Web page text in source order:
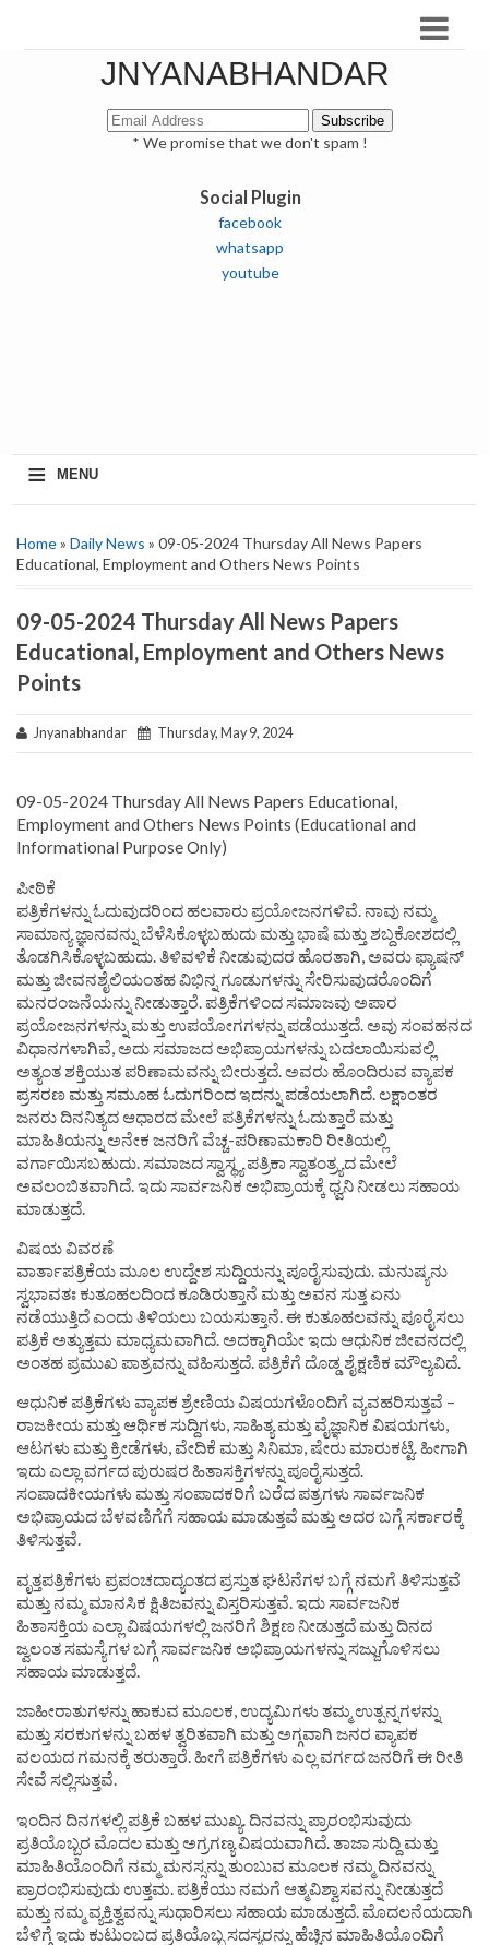
JNYANABHANDAR
* We promise that we don't spam !
Social Plugin
facebook
whatsapp
youtube
≡ MENU
Home» Daily News » 09-05-2024 Thursday All News Papers
Educational, Employment and Others News Points
09-05-2024 Thursday All News Papers
Educational, Employment and Others News
Points
Jnyanabhandar Thursday, May 9, 2024
09-05-2024 Thursday All News Papers Educational,
Employment and Others News Points (Educational and
Informational Purpose Only)
ಪೀಠಿಕೆ
ಪತ್ರಿಕೆಗಳನ್ನು ಓದುವುದರಿಂದ ಹಲವಾರು ಪ್ರಯೋಜನಗಳಿವೆ. ನಾವು ನಮ್ಮ
ಸಾಮಾನ್ಯ ಜ್ಞಾನವನ್ನು ಬೆಳೆಸಿಕೊಳ್ಳಬಹುದು ಮತ್ತು ಭಾಷೆ ಮತ್ತು ಶಬ್ದಕೋಶದಲ್ಲಿ
ತೊಡಗಿಸಿಕೊಳ್ಳಬಹುದು. ತಿಳಿವಳಿಕೆ ನೀಡುವುದರ ಹೊರತಾಗಿ, ಅವರು ಫ್ಯಾಷನ್
ಮತ್ತು ಜೀವನಶೈಲಿಯಂತಹ ವಿಭಿನ್ನ ಗೂಡುಗಳನ್ನು ಸೇರಿಸುವುದರೊಂದಿಗೆ
ಮನರಂಜನೆಯನ್ನು ನೀಡುತ್ತಾರೆ. ಪತ್ರಿಕೆಗಳಿಂದ ಸಮಾಜವು ಅಪಾರ
ಪ್ರಯೋಜನಗಳನ್ನು ಮತ್ತು ಉಪಯೋಗಗಳನ್ನು ಪಡೆಯುತ್ತದೆ. ಅವು ಸಂವಹನದ
ವಿಧಾನಗಳಾಗಿವೆ, ಅದು ಸಮಾಜದ ಅಭಿಪ್ರಾಯಗಳನ್ನು ಬದಲಾಯಿಸುವಲ್ಲಿ
ಅತ್ಯಂತ ಶಕ್ತಿಯುತ ಪರಿಣಾಮವನ್ನು ಬೀರುತ್ತದೆ. ಅವರು ಹೊಂದಿರುವ ವ್ಯಾಪಕ
ಪ್ರಸರಣ ಮತ್ತು ಸಮೂಹ ಓದುಗರಿಂದ ಇದನ್ನು ಪಡೆಯಲಾಗಿದೆ. ಲಕ್ಷಾಂತರ
ಜನರು ದಿನನಿತ್ಯದ ಆಧಾರದ ಮೇಲೆ ಪತ್ರಿಕೆಗಳನ್ನು ಓದುತ್ತಾರೆ ಮತ್ತು
ಮಾಹಿತಿಯನ್ನು ಅನೇಕ ಜನರಿಗೆ ವೆಚ್ಚ-ಪರಿಣಾಮಕಾರಿ ರೀತಿಯಲ್ಲಿ
ವರ್ಗಾಯಿಸಬಹುದು. ಸಮಾಜದ ಸ್ವಾಸ್ಥ್ಯ ಪತ್ರಿಕಾ ಸ್ವಾತಂತ್ರ್ಯದ ಮೇಲೆ
ಅವಲಂಬಿತವಾಗಿದೆ. ಇದು ಸಾರ್ವಜನಿಕ ಅಭಿಪ್ರಾಯಕ್ಕೆ ಧ್ವನಿ ನೀಡಲು ಸಹಾಯ
ಮಾಡುತ್ತದೆ.
ವಿಷಯ ವಿವರಣೆ
ವಾರ್ತಾಪತ್ರಿಕೆಯ ಮೂಲ ಉದ್ದೇಶ ಸುದ್ದಿಯನ್ನು ಪೂರೈಸುವುದು. ಮನುಷ್ಯನು
ಸ್ವಭಾವತಃ ಕುತೂಹಲದಿಂದ ಕೂಡಿರುತ್ತಾನೆ ಮತ್ತು ಅವನ ಸುತ್ತ ಏನು
ನಡೆಯುತ್ತಿದೆ ಎಂದು ತಿಳಿಯಲು ಬಯಸುತ್ತಾನೆ. ಈ ಕುತೂಹಲವನ್ನು ಪೂರೈಸಲು
ಪತ್ರಿಕೆ ಅತ್ಯುತ್ತಮ ಮಾಧ್ಯಮವಾಗಿದೆ. ಅದಕ್ಕಾಗಿಯೇ ಇದು ಆಧುನಿಕ ಜೀವನದಲ್ಲಿ
ಅಂತಹ ಪ್ರಮುಖ ಪಾತ್ರವನ್ನು ವಹಿಸುತ್ತದೆ. ಪತ್ರಿಕೆಗೆ ದೊಡ್ಡ ಶೈಕ್ಷಣಿಕ ಮೌಲ್ಯವಿದೆ.
ಆಧುನಿಕ ಪತ್ರಿಕೆಗಳು ವ್ಯಾಪಕ ಶ್ರೇಣಿಯ ವಿಷಯಗಳೊಂದಿಗೆ ವ್ಯವಹರಿಸುತ್ತವೆ –
ರಾಜಕೀಯ ಮತ್ತು ಆರ್ಥಿಕ ಸುದ್ದಿಗಳು, ಸಾಹಿತ್ಯ ಮತ್ತು ವೈಜ್ಞಾನಿಕ ವಿಷಯಗಳು,
ಆಟಗಳು ಮತ್ತು ಕ್ರೀಡೆಗಳು, ವೇದಿಕೆ ಮತ್ತು ಸಿನಿಮಾ, ಷೇರು ಮಾರುಕಟ್ಟೆ. ಹೀಗಾಗಿ
ಇದು ಎಲ್ಲಾ ವರ್ಗದ ಪುರುಷರ ಹಿತಾಸಕ್ತಿಗಳನ್ನು ಪೂರೈಸುತ್ತದೆ.
ಸಂಪಾದಕೀಯಗಳು ಮತ್ತು ಸಂಪಾದಕರಿಗೆ ಬರೆದ ಪತ್ರಗಳು ಸಾರ್ವಜನಿಕ
ಅಭಿಪ್ರಾಯದ ಬೆಳವಣಿಗೆಗೆ ಸಹಾಯ ಮಾಡುತ್ತವೆ ಮತ್ತು ಅದರ ಬಗ್ಗೆ ಸರ್ಕಾರಕ್ಕೆ
ತಿಳಿಸುತ್ತವೆ.
ವೃತ್ತಪತ್ರಿಕೆಗಳು ಪ್ರಪಂಚದಾದ್ಯಂತದ ಪ್ರಸ್ತುತ ಘಟನೆಗಳ ಬಗ್ಗೆ ನಮಗೆ ತಿಳಿಸುತ್ತವೆ
ಮತ್ತು ನಮ್ಮ ಮಾನಸಿಕ ಕ್ಷಿತಿಜವನ್ನು ವಿಸ್ತರಿಸುತ್ತವೆ. ಇದು ಸಾರ್ವಜನಿಕ
ಹಿತಾಸಕ್ತಿಯ ಎಲ್ಲಾ ವಿಷಯಗಳಲ್ಲಿ ಜನರಿಗೆ ಶಿಕ್ಷಣ ನೀಡುತ್ತದೆ ಮತ್ತು ದಿನದ
ಜ್ವಲಂತ ಸಮಸ್ಯೆಗಳ ಬಗ್ಗೆ ಸಾರ್ವಜನಿಕ ಅಭಿಪ್ರಾಯಗಳನ್ನು ಸಜ್ಜುಗೊಳಿಸಲು
ಸಹಾಯ ಮಾಡುತ್ತದೆ.
ಜಾಹೀರಾತುಗಳನ್ನು ಹಾಕುವ ಮೂಲಕ, ಉದ್ಯಮಿಗಳು ತಮ್ಮ ಉತ್ಪನ್ನಗಳನ್ನು
ಮತ್ತು ಸರಕುಗಳನ್ನು ಬಹಳ ತ್ವರಿತವಾಗಿ ಮತ್ತು ಅಗ್ಗವಾಗಿ ಜನರ ವ್ಯಾಪಕ
ವಲಯದ ಗಮನಕ್ಕೆ ತರುತ್ತಾರೆ. ಹೀಗೆ ಪತ್ರಿಕೆಗಳು ಎಲ್ಲ ವರ್ಗದ ಜನರಿಗೆ ಈ ರೀತಿ
ಸೇವೆ ಸಲ್ಲಿಸುತ್ತವೆ.
ಇಂದಿನ ದಿನಗಳಲ್ಲಿ ಪತ್ರಿಕೆ ಬಹಳ ಮುಖ್ಯ. ದಿನವನ್ನು ಪ್ರಾರಂಭಿಸುವುದು
ಪ್ರತಿಯೊಬ್ಬರ ಮೊದಲ ಮತ್ತು ಅಗ್ರಗಣ್ಯ ವಿಷಯವಾಗಿದೆ. ತಾಜಾ ಸುದ್ದಿ ಮತ್ತು
ಮಾಹಿತಿಯೊಂದಿಗೆ ನಮ್ಮ ಮನಸ್ಸನ್ನು ತುಂಬುವ ಮೂಲಕ ನಮ್ಮ ದಿನವನ್ನು
ಪ್ರಾರಂಭಿಸುವುದು ಉತ್ತಮ. ಪತ್ರಿಕೆಯು ನಮಗೆ ಆತ್ಮವಿಶ್ವಾಸವನ್ನು ನೀಡುತ್ತದೆ
ಮತ್ತು ನಮ್ಮ ವ್ಯಕ್ತಿತ್ವವನ್ನು ಸುಧಾರಿಸಲು ಸಹಾಯ ಮಾಡುತ್ತದೆ. ಮೊದಲನೆಯದಾಗಿ
ಬೆಳಿಗ್ಗೆ ಇದು ಕುಟುಂಬದ ಪ್ರತಿಯೊಬ್ಬ ಸದಸ್ಯರನ್ನು ಹೆಚ್ಚಿನ ಮಾಹಿತಿಯೊಂದಿಗೆ